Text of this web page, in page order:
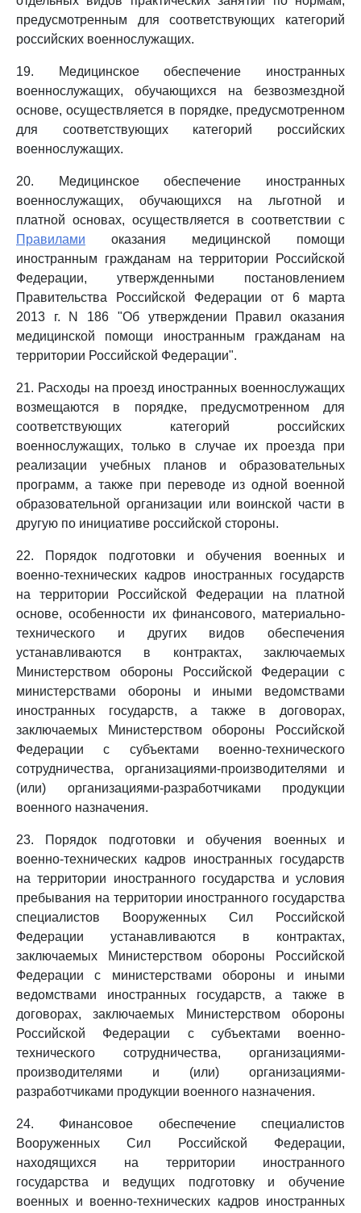
предусмотренным для соответствующих категорий
российских военнослужащих.
19. Медицинское обеспечение иностранных
военнослужащих, обучающихся на безвозмездной
основе, осуществляется в порядке, предусмотренном
для соответствующих категорий российских
военнослужащих.
20. Медицинское обеспечение иностранных
военнослужащих, обучающихся на льготной и
платной основах, осуществляется в соответствии с
Правилами оказания медицинской помощи
иностранным гражданам на территории Российской
Федерации, утвержденными постановлением
Правительства Российской Федерации от 6 марта
2013 г. N 186 "Об утверждении Правил оказания
медицинской помощи иностранным гражданам на
территории Российской Федерации".
21. Расходы на проезд иностранных военнослужащих
возмещаются в порядке, предусмотренном для
соответствующих категорий российских
военнослужащих, только в случае их проезда при
реализации учебных планов и образовательных
программ, а также при переводе из одной военной
образовательной организации или воинской части в
другую по инициативе российской стороны.
22. Порядок подготовки и обучения военных и
военно-технических кадров иностранных государств
на территории Российской Федерации на платной
основе, особенности их финансового, материально-
технического и других видов обеспечения
устанавливаются в контрактах, заключаемых
Министерством обороны Российской Федерации с
министерствами обороны и иными ведомствами
иностранных государств, а также в договорах,
заключаемых Министерством обороны Российской
Федерации с субъектами военно-технического
сотрудничества, организациями-производителями и
(или) организациями-разработчиками продукции
военного назначения.
23. Порядок подготовки и обучения военных и
военно-технических кадров иностранных государств
на территории иностранного государства и условия
пребывания на территории иностранного государства
специалистов Вооруженных Сил Российской
Федерации устанавливаются в контрактах,
заключаемых Министерством обороны Российской
Федерации с министерствами обороны и иными
ведомствами иностранных государств, а также в
договорах, заключаемых Министерством обороны
Российской Федерации с субъектами военно-
технического сотрудничества, организациями-
производителями и (или) организациями-
разработчиками продукции военного назначения.
24. Финансовое обеспечение специалистов
Вооруженных Сил Российской Федерации,
находящихся на территории иностранного
государства и ведущих подготовку и обучение
военных и военно-технических кадров иностранных